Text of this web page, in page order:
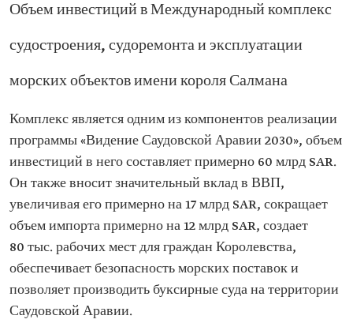
Объем инвестиций в Международный комплекс
судостроения, судоремонта и эксплуатации
морских объектов имени короля Салмана
Комплекс является одним из компонентов реализации
программы «Видение Саудовской Аравии 2030», объем
инвестиций в него составляет примерно 60 млрд SAR.
Он также вносит значительный вклад в ВВП,
увеличивая его примерно на 17 млрд SAR, сокращает
объем импорта примерно на 12 млрд SAR, создает
80 тыс. рабочих мест для граждан Королевства,
обеспечивает безопасность морских поставок и
позволяет производить буксирные суда на территории
Саудовской Аравии.